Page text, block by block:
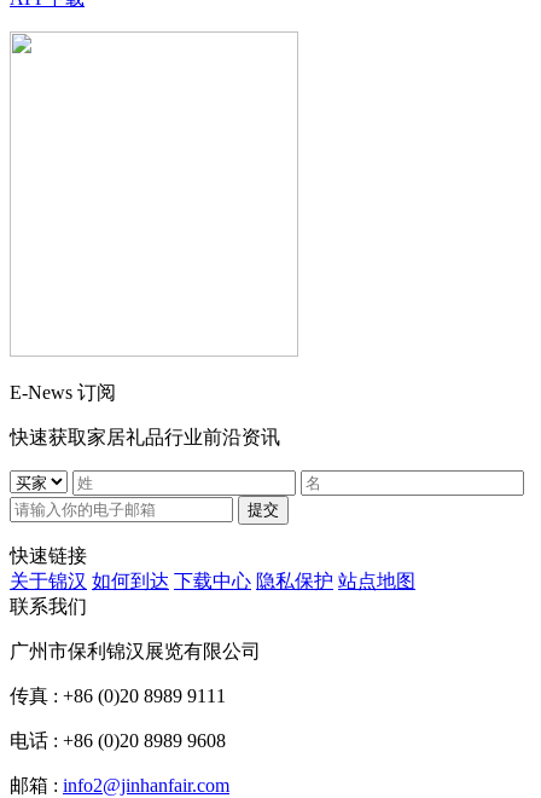
E-News 订阅
快速获取家居礼品行业前沿资讯
提交
快速链接
关于锦汉 如何到达 下载中心 隐私保护 站点地图
联系我们
广州市保利锦汉展览有限公司
传真 : +86 (0)20 8989 9111
电话 : +86 (0)20 8989 9608
邮箱 : info2@jinhanfair.com